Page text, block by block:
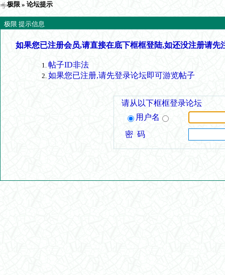
极限 » 论坛提示
极限 提示信息
如果您已注册会员,请直接在底下框框登陆,如还没注册请先
帖子ID非法
如果您已注册,请先登录论坛即可游览帖子
请从以下框框登录论坛
用户名
密 码